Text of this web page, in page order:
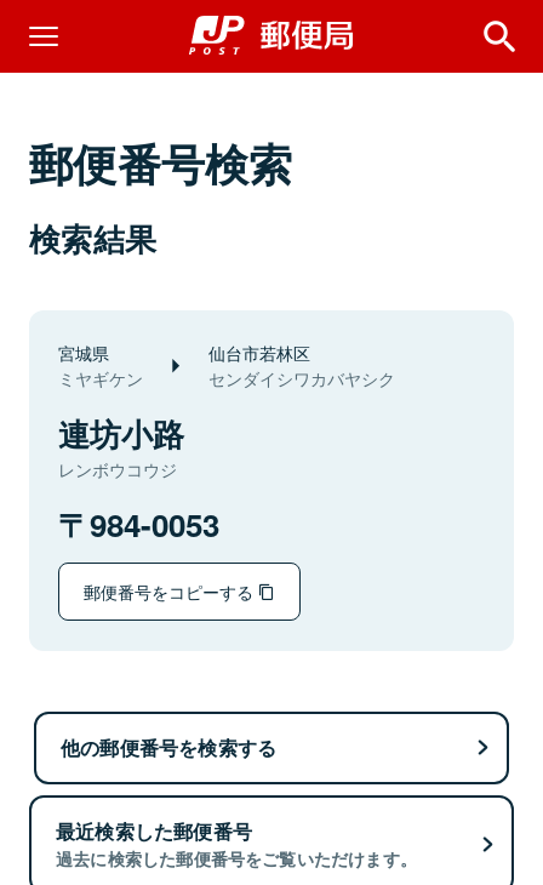
郵便番号検索
検索結果
宮城県
ミヤギケン
仙台市若林区
センダイシワカバヤシク
連坊小路
レンボウコウジ
984-0053
郵便番号をコピーする
他の郵便番号を検索する
最近検索した郵便番号
過去に検索した郵便番号をご覧いただけます。